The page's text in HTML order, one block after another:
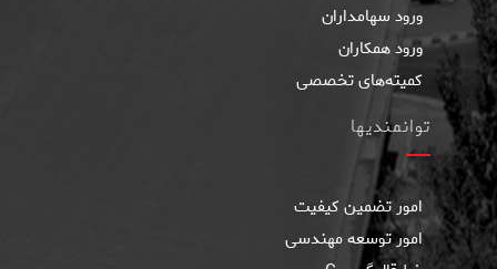
ورود سهامداران
ورود همکاران
کمیته‌های تخصصی
توانمندیها
امور تضمین کیفیت
امور توسعه مهندسی